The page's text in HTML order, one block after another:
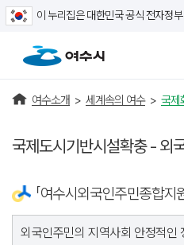
이 누리집은 대한민국 공식 전자정
여수소개 > 세계속의 여수 > 국제
국제도시기반시설확충 - 외
「여수시외국인주민종합지
외국인주민의 지역사회 안정적인